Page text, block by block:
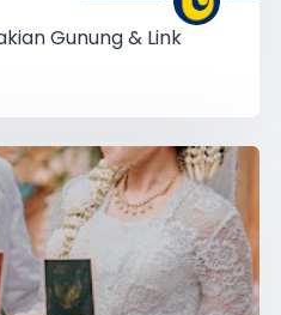
Gunung & Link